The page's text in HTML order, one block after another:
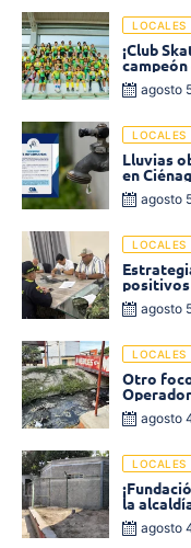
LOCALES
¡Club
«Soledad
agosto
LOCALES
Lluvias
en
bajaagosto
LOCALES
agosto
LOCALES
Otro
de laagosto
LOCALES
la
limpieza
agosto